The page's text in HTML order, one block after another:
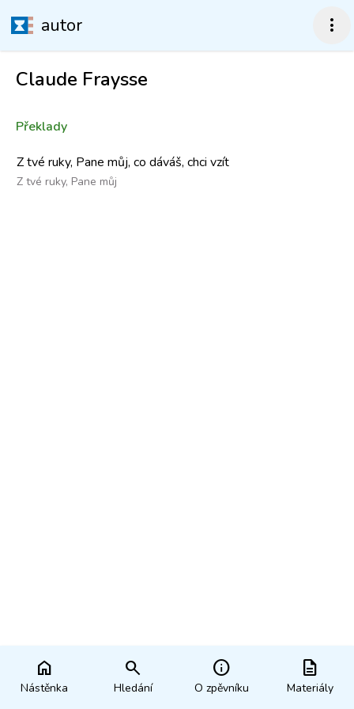
home
Nástěnka
search
Hledání
info
O zpěvníku
description
Materiály
autor more_vert
Claude Fraysse
Překlady
Z tvé ruky, Pane můj, co dáváš, chci vzít
Z tvé ruky, Pane můj